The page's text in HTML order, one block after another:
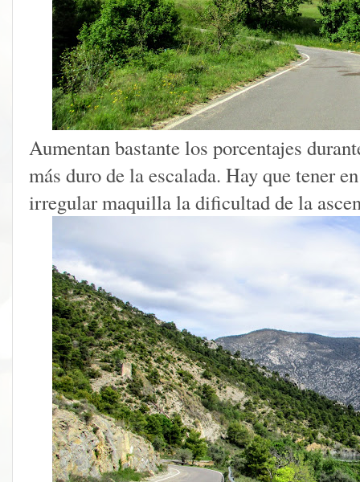
Aumentan bastante los porcentajes
más duro de la escalada. Hay que tener
irregular maquilla la dificultad de la